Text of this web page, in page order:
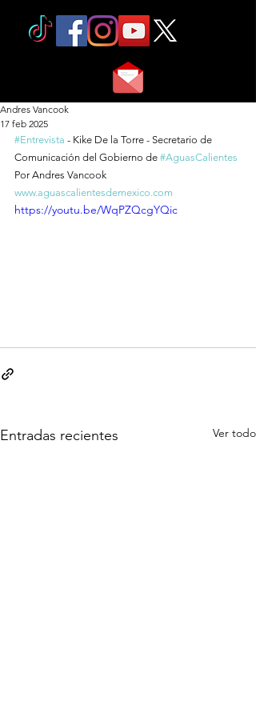
Andres Vancook
17 feb 2025
#Entrevista - Kike De la Torre - Secretario de
Comunicación del Gobierno de #AguasCalientes
Por Andres Vancook
www.aguascalientesdemexico.com
https://youtu.be/WqPZQcgYQic
Entradas recientes Ver todo